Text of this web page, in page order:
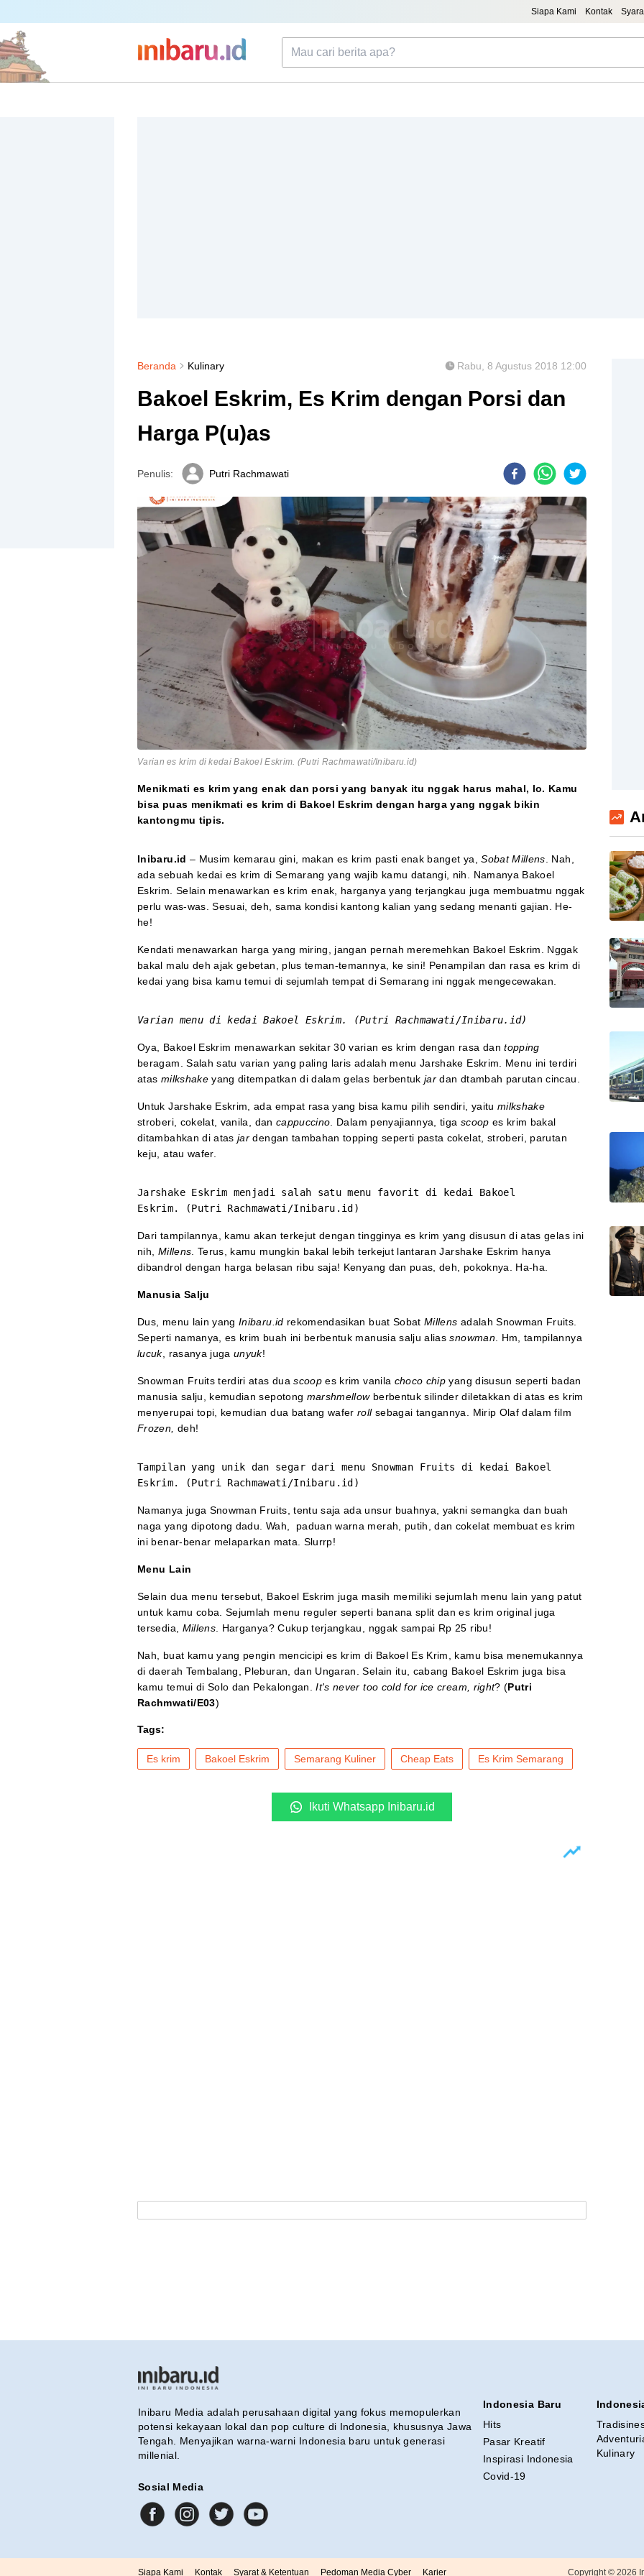
Siapa Kami Kontak
Beranda Kulinary Rabu, 8 Agustus 2018 12:00
Bakoel Eskrim, Es Krim dengan Porsi dan
Harga P(u)as
Penulis: Putri Rachmawati
Varian es krim di kedai Bakoel Eskrim. (Putri Rachmawati/Inibaru.id)
Menikmati es krim yang enak dan porsi yang banyak itu nggak harus mahal, lo. Kamu
bisa puas menikmati es krim di Bakoel Eskrim dengan harga yang nggak bikin
kantongmu tipis.
Inibaru.id – Musim kemarau gini, makan es krim pasti enak banget ya,Sobat Millens . Nah,
ada sebuah kedai es krim di Semarang yang wajib kamu datangi, nih. Namanya Bakoel
Eskrim. Selain menawarkan es krim enak, harganya yang terjangkau juga membuatmu nggak
perlu was-was. Sesuai, deh, sama kondisi kantong kalian yang sedang menanti gajian. He-
he!
Kendati menawarkan harga yang miring, jangan pernah meremehkan Bakoel Eskrim. Nggak
bakal malu deh ajak gebetan, plus teman-temannya, ke sini! Penampilan dan rasa es krim di
kedai yang bisa kamu temui di sejumlah tempat di Semarang ini nggak mengecewakan.
Varian menu di kedai Bakoel Eskrim. (Putri Rachmawati/Inibaru.id)
Oya, Bakoel Eskrim menawarkan sekitar 30 varian es krim dengan rasa dantopping
beragam. Salah satu varian yang paling laris adalah menu Jarshake Eskrim. Menu ini terdiri
atas milkshakeyang ditempatkan di dalam gelas berbentuk jar dan dtambah parutan cincau.
Untuk Jarshake Eskrim, ada empat rasa yang bisa kamu pilih sendiri, yaitu milkshake
stroberi, cokelat, vanila, dan cappuccino . Dalam penyajiannya, tiga scoop es krim bakal
ditambahkan di atasjar dengan tambahan topping seperti pasta cokelat, stroberi, parutan
keju, atau wafer.
Jarshake Eskrim menjadi salah satu menu favorit di kedai Bakoel
Eskrim. (Putri Rachmawati/Inibaru.id)
Dari tampilannya, kamu akan terkejut dengan tingginya es krim yang disusun di atas gelas ini
nih, Millens . Terus, kamu mungkin bakal lebih terkejut lantaran Jarshake Eskrim hanya
dibandrol dengan harga belasan ribu saja! Kenyang dan puas, deh, pokoknya. Ha-ha.
Manusia Salju
Dus, menu lain yangInibaru.id rekomendasikan buat SobatMillens adalah Snowman Fruits.
Seperti namanya, es krim buah ini berbentuk manusia salju aliassnowman. Hm, tampilannya
lucuk, rasanya jugaunyuk!
Snowman Fruits terdiri atas dua scoop es krim vanila choco chip yang disusun seperti badan
manusia salju, kemudian sepotong marshmellowberbentuk silinder diletakkan di atas es krim
menyerupai topi, kemudian dua batang waferrollsebagai tangannya. Mirip Olaf dalam film
Frozen, deh!
Tampilan yang unik dan segar dari menu Snowman Fruits di kedai Bakoel
Eskrim. (Putri Rachmawati/Inibaru.id)
Namanya juga Snowman Fruits, tentu saja ada unsur buahnya, yakni semangka dan buah
naga yang dipotong dadu. Wah, paduan warna merah, putih, dan cokelat membuat es krim
ini benar-benar melaparkan mata. Slurrp!
Menu Lain
Selain dua menu tersebut, Bakoel Eskrim juga masih memiliki sejumlah menu lain yang patut
untuk kamu coba. Sejumlah menu reguler seperti banana split dan es krim original juga
tersedia, Millens . Harganya? Cukup terjangkau, nggak sampai Rp 25 ribu!
Nah, buat kamu yang pengin mencicipi es krim di Bakoel Es Krim, kamu bisa menemukannya
di daerah Tembalang, Pleburan, dan Ungaran. Selain itu, cabang Bakoel Eskrim juga bisa
kamu temui di Solo dan Pekalongan.It's never too cold for ice cream, right? (Putri
Rachmwati/E03)
Tags:
Es krim Bakoel Eskrim Semarang Kuliner Cheap Eats Es Krim Semarang
Ikuti Whatsapp Inibaru.id
Inibaru Media adalah perusahaan digital yang fokus memopulerkan
potensi kekayaan lokal dan pop culture di Indonesia, khususnya Jawa
Tengah. Menyajikan warna-warni Indonesia baru untuk generasi
millenial.
Sosial Media
Indonesia Baru
Hits
Pasar Kreatif
Inspirasi Indonesia
Covid-19
Kulinary
Siapa Kami Kontak Syarat & Ketentuan Pedoman Media Cyber Karier Copyright © 2026